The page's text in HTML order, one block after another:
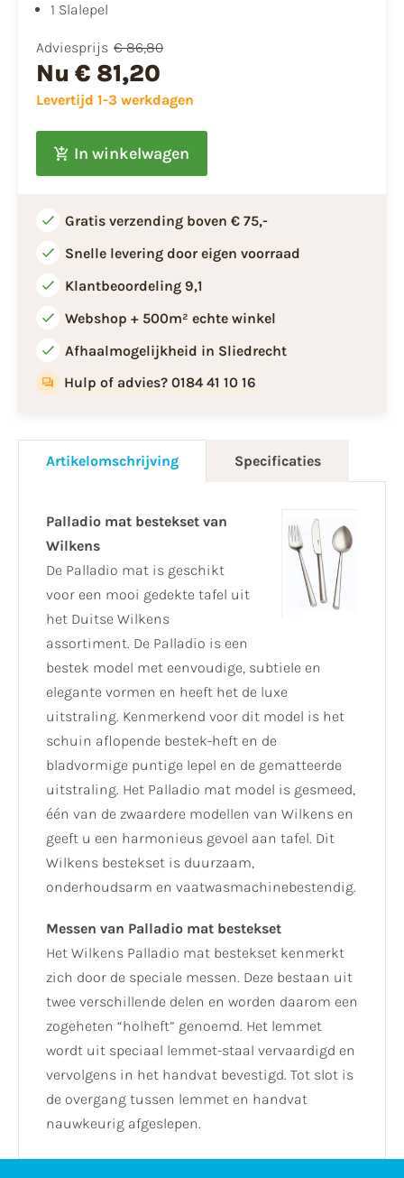
1 Slalepel
Adviesprijs € 86,80
Nu € 81,20
Levertijd 1-3 werkdagen
In winkelwagen
Gratis verzending boven € 75,-
Snelle levering door eigen voorraad
Klantbeoordeling 9,1
Webshop + 500m² echte winkel
Afhaalmogelijkheid in Sliedrecht
Hulp of advies? 0184 41 10 16
Artikelomschrijving Specificaties
Palladio mat bestekset van
Wilkens
De Palladio mat is geschikt
voor een mooi gedekte tafel uit
het Duitse Wilkens
assortiment. De Palladio is een
bestek model met eenvoudige, subtiele en
elegante vormen en heeft het de luxe
uitstraling. Kenmerkend voor dit model is het
schuin aflopende bestek-heft en de
bladvormige puntige lepel en de gematteerde
uitstraling. Het Palladio mat model is gesmeed,
één van de zwaardere modellen van Wilkens en
geeft u een harmonieus gevoel aan tafel. Dit
Wilkens bestekset is duurzaam,
onderhoudsarm en vaatwasmachinebestendig.
Messen van Palladio mat bestekset
Het Wilkens Palladio mat bestekset kenmerkt
zich door de speciale messen. Deze bestaan uit
twee verschillende delen en worden daarom een
zogeheten “holheft” genoemd. Het lemmet
wordt uit speciaal lemmet-staal vervaardigd en
vervolgens in het handvat bevestigd. Tot slot is
de overgang tussen lemmet en handvat
nauwkeurig afgeslepen.